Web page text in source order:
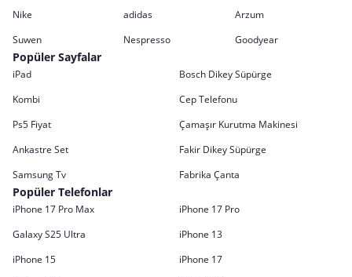
Nike adidas
Arzum
Suwen
Nespresso Goodyear
Popüler Sayfalar
iPad
Bosch Dikey Süpürge
Kombi
Cep Telefonu
Ps5 Fiyat
Çamaşır Kurutma Makinesi
Ankastre Set
Fakir Dikey Süpürge
Samsung Tv
Fabrika Çanta
Popüler Telefonlar
iPhone 17 Pro Max
iPhone 17 Pro
Galaxy S25 Ultra
iPhone 13
iPhone 15
iPhone 17